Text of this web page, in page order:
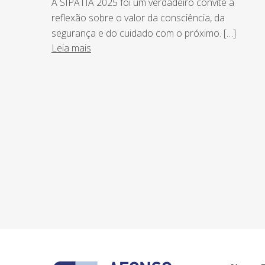
reflexão sobre o valor da consciência, da
segurança e do cuidado com o próximo. […]
Leia mais